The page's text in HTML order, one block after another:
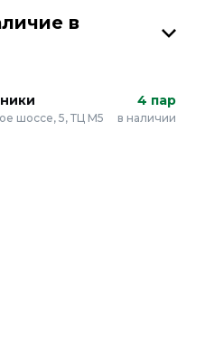
в
шоссе, 5, ТЦ М5
4 пар
в наличии